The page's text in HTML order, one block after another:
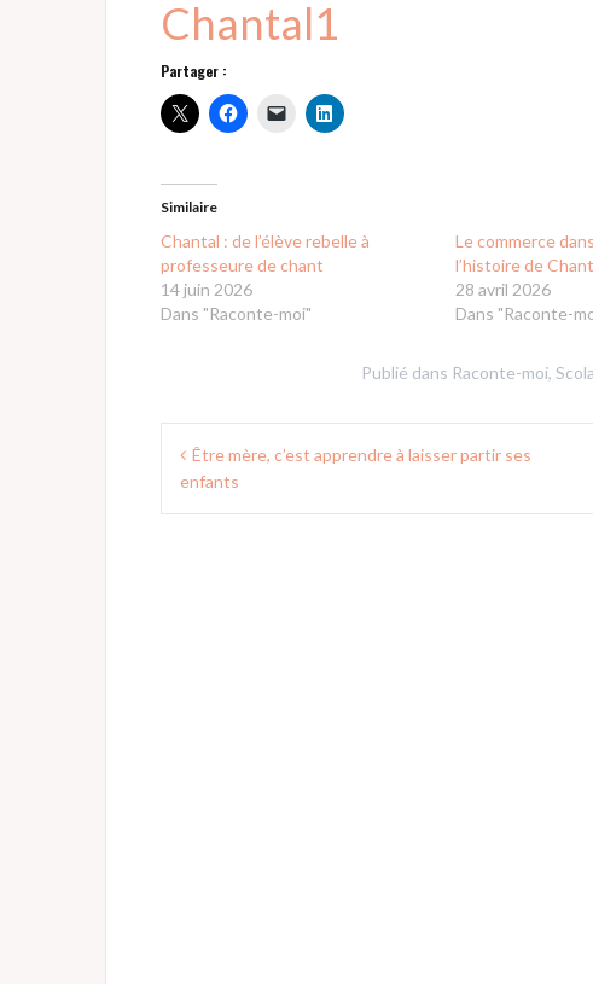
Chantal1
Partager :
Similaire
Chantal : de l’élève rebelle à
professeure de chant
14 juin 2026
Dans "Raconte-moi"
Le commerce
l’histoire de
28 avril 2026
Dans "Raconte-
Publié dans Raconte-moi,
Navigation
deÊtre mère, c’est apprendre à laisser partir ses
enfants